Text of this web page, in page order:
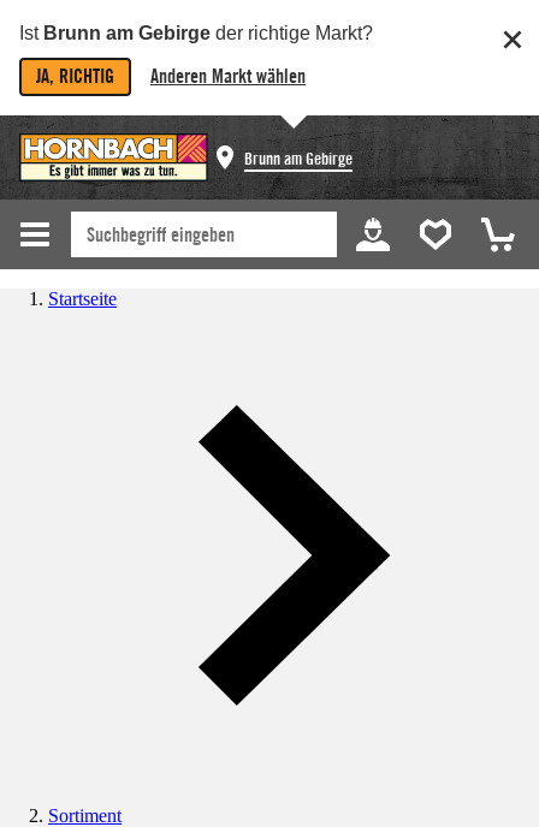
Ist Brunn am Gebirge der richtige Markt?
JA, RICHTIG Anderen Markt wählen
Brunn am Gebirge
Startseite
Sortiment